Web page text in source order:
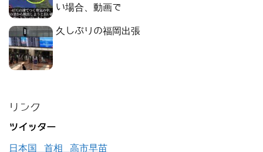
い場合、動画で
久しぶりの福岡出張
リンク
ツイッター
日本国 首相 高市早苗